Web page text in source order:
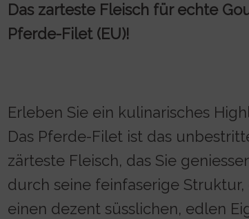
Das zarteste Fleisch für echte
Pferde-Filet (EU)!
Erleben Sie ein kulinarisches
Das Pferde-Filet ist das
zärteste Fleisch, das Sie
durch seine feinfaserige
einen dezent süsslichen, edlen